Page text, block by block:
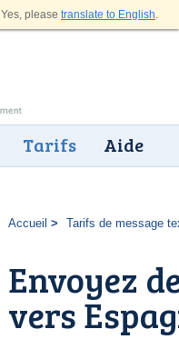
Yes, please translate to English.
Tarifs Aide
Accueil Tarifs de message
Envoyez
vers